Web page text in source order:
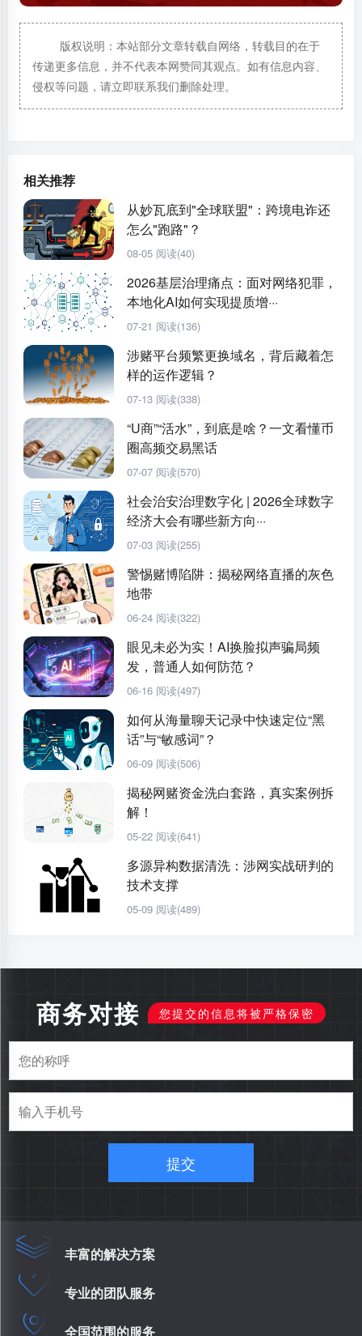
版权说明：本站部分文章转载自网络，转载目的在于
传递更多信息，并不代表本网赞同其观点。如有信息内容、
侵权等问题，请立即联系我们删除处理。
相关推荐
从妙瓦底到"全球联盟"：跨境电诈还
怎么"跑路"？
08-05 阅读(40)
2026基层治理痛点：面对网络犯罪，
本地化AI如何实现提质增···
07-21 阅读(136)
涉赌平台频繁更换域名，背后藏着怎
样的运作逻辑？
07-13 阅读(338)
“U商”“活水”，到底是啥？一文看懂币
圈高频交易黑话
07-07 阅读(570)
社会治安治理数字化 | 2026全球数字
经济大会有哪些新方向···
07-03 阅读(255)
警惕赌博陷阱：揭秘网络直播的灰色
地带
06-24 阅读(322)
眼见未必为实！AI换脸拟声骗局频
发，普通人如何防范？
06-16 阅读(497)
如何从海量聊天记录中快速定位“黑
话”与“敏感词”？
06-09 阅读(506)
揭秘网赌资金洗白套路，真实案例拆
解！
05-22 阅读(641)
多源异构数据清洗：涉网实战研判的
技术支撑
05-09 阅读(489)
商务对接 您提交的信息将被严格保密
提交
丰富的解决方案
专业的团队服务
全国范围的服务